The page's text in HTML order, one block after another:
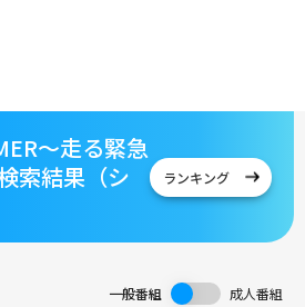
～走る緊急
索結果（シ
ランキング
一般番組 成人番組